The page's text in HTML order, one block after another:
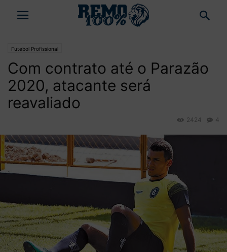
Futebol Profissional
Com contrato até o Parazão
2020, atacante será
reavaliado
4
2424